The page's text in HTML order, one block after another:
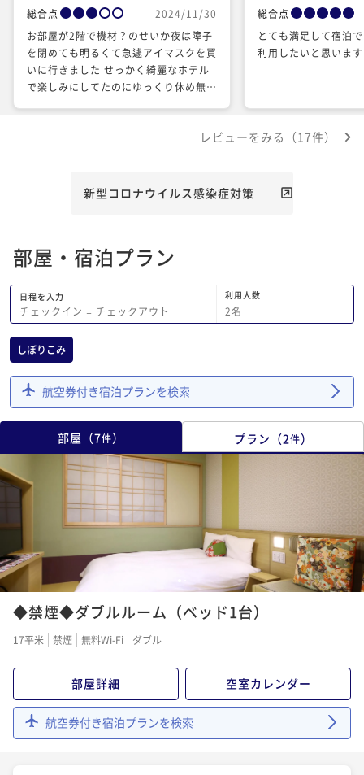
総合点
2024/11/30
お部屋が2階で機材？のせいか夜は障子
を閉めても明るくて急遽アイマスクを買
いに行きました せっかく綺麗なホテル
で楽しみにしてたのにゆっくり休め無か
総合点
とても満足して宿泊
利用したいと思います
レビューをみる（17件）
新型コロナウイルス感染症対策
部屋・宿泊プラン
日程を入力
チェックイン − チェックアウト
利用人数
2名
しぼりこみ
航空券付き宿泊プランを検索
部屋 （7件） プラン （2件）
◆禁煙◆ダブルルーム（ベッド1台）
17平米 禁煙 無料Wi-Fi ダブル
部屋詳細 空室カレンダー
航空券付き宿泊プランを検索